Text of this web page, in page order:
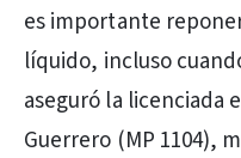
es importante
líquido, incluso
aseguró la licenciada
Guerrero (MP 1104),